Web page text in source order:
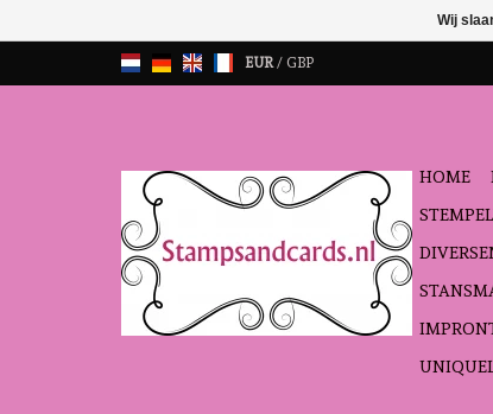
EUR/ GBP
HOME
Wij